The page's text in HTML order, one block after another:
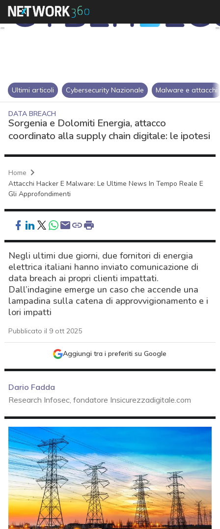
Ultimi articoli Cybersecurity Nazionale Malware e attacchi
DATA BREACH
Sorgenia e Dolomiti Energia, attacco
coordinato alla supply chain digitale: le ipotesi
Home
Attacchi Hacker E Malware: Le Ultime News In Tempo Reale E
Gli Approfondimenti
Negli ultimi due giorni, due fornitori di energia
elettrica italiani hanno inviato comunicazione di
data breach ai propri clienti impattati.
Dall’indagine emerge un caso che accende una
lampadina sulla catena di approvvigionamento e i
lori impatti
Pubblicato il 9 ott 2025
Aggiungi tra i preferiti su Google
Dario Fadda
Research Infosec, fondatore Insicurezzadigitale.com